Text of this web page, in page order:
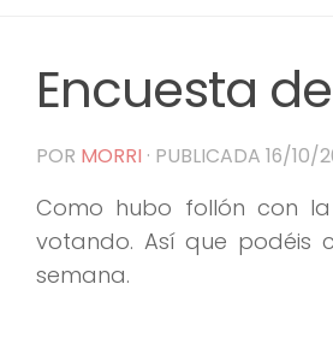
Encuesta
POR MORRI · PUBLICADA 16/10/
Como hubo follón con
votando. Así que podéis
semana.